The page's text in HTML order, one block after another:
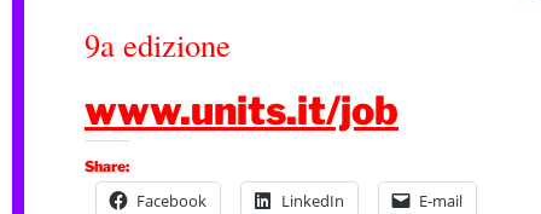
9a edizione
www.units.it/job
Share:
Facebook LinkedIn E-mail